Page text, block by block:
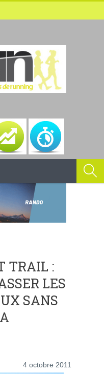
TRAIL :
LES
SANS
4 octobre 2011